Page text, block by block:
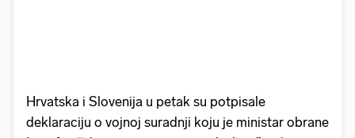
Hrvatska i Slovenija u petak su potpisale
deklaraciju o vojnoj suradnji koju je ministar obrane